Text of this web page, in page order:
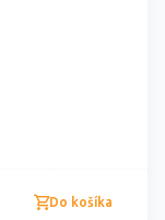
Do košíka